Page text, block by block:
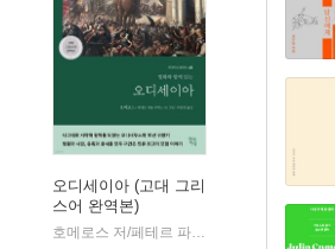
오디세이아 (고대 그리
스어 완역본)